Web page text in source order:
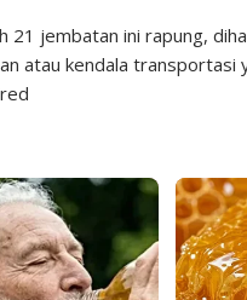
21 jembatan ini rapung,
atau kendala transportasi